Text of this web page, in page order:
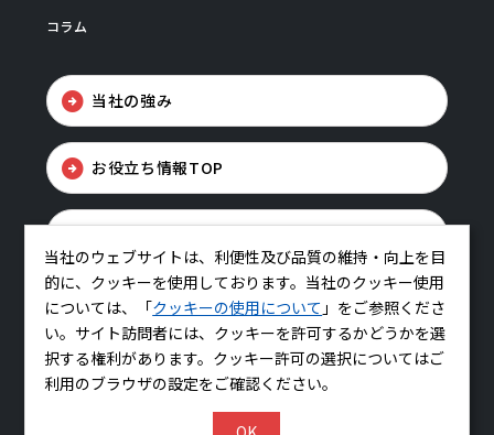
コラム
当社の強み
お役立ち情報TOP
コーポレートサイトはこちら
当社のウェブサイトは、利便性及び品質の維持・向上を目
的に、クッキーを使用しております。当社のクッキー使用
については、「クッキーの使用について 」をご参照くださ
い。サイト訪問者には、クッキーを許可するかどうかを選
択する権利があります。クッキー許可の選択についてはご
利用のブラウザの設定をご確認ください。